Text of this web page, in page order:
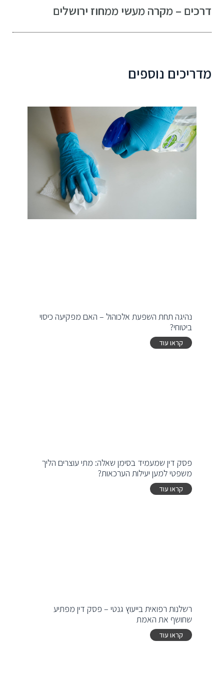
דרכים – מקרה מעשי ממחוז ירושלים
מדריכים נוספים
נהיגה תחת השפעת אלכוהול – האם מפקיעה כיסוי
ביטוחי?
קראו עוד
פסק דין שמעמיד בסימן שאלה: מתי עוצרים הליך
משפטי למען יעילות הערכאות?
קראו עוד
רשלנות רפואית בייעוץ גנטי – פסק דין מפתיע
שחושף את האמת
קראו עוד